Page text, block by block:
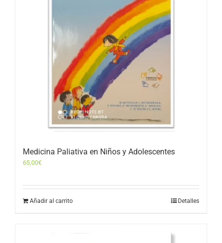
Medicina Paliativa en Niños y Adolescentes
65,00€
Añadir al carrito Detalles